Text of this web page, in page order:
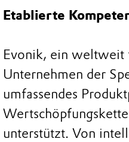
Etablierte
Evonik, ein weltweit
Unternehmen der
umfassendes
unterstützt. Von